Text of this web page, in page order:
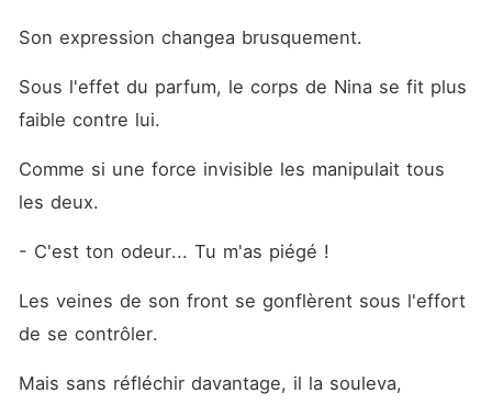
Son expression changea brusquement.
Sous l'effet du parfum, le corps de Nina se fit plus
faible contre lui.
Comme si une force invisible les manipulait tous
les deux.
- C'est ton odeur... Tu m'as piégé !
Les veines de son front se gonflèrent sous l'effort
de se contrôler.
Mais sans réfléchir davantage, il la souleva,